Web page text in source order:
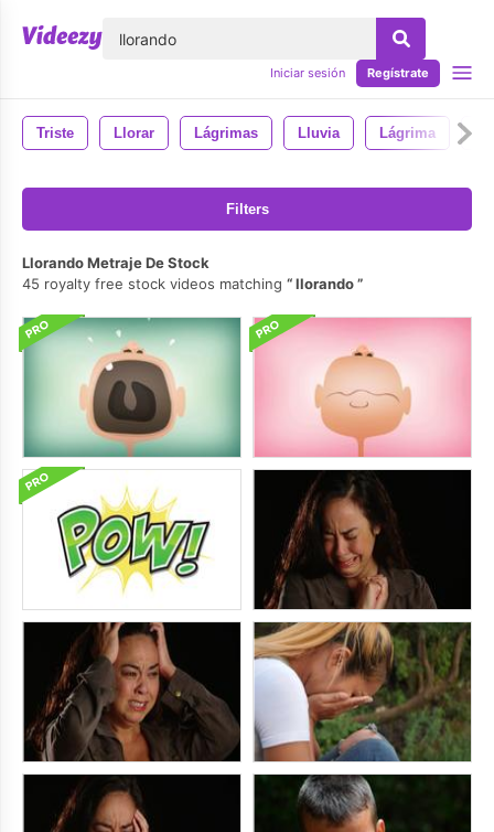
Iniciar sesión Regístrate
Triste Llorar Lágrimas Lluvia Lágrima
Filters
Llorando Metraje De Stock
45 royalty free stock videos matching
llorando